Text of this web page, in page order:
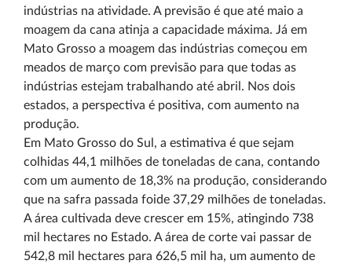
indústrias na atividade. A previsão é que até maio a
moagem da cana atinja a capacidade máxima. Já em
Mato Grosso a moagem das indústrias começou em
meados de março com previsão para que todas as
indústrias estejam trabalhando até abril. Nos dois
estados, a perspectiva é positiva, com aumento na
produção.
Em Mato Grosso do Sul, a estimativa é que sejam
colhidas 44,1 milhões de toneladas de cana, contando
com um aumento de 18,3% na produção, considerando
que na safra passada foide 37,29 milhões de toneladas.
A área cultivada deve crescer em 15%, atingindo 738
mil hectares no Estado. A área de corte vai passar de
542,8 mil hectares para 626,5 mil ha, um aumento de